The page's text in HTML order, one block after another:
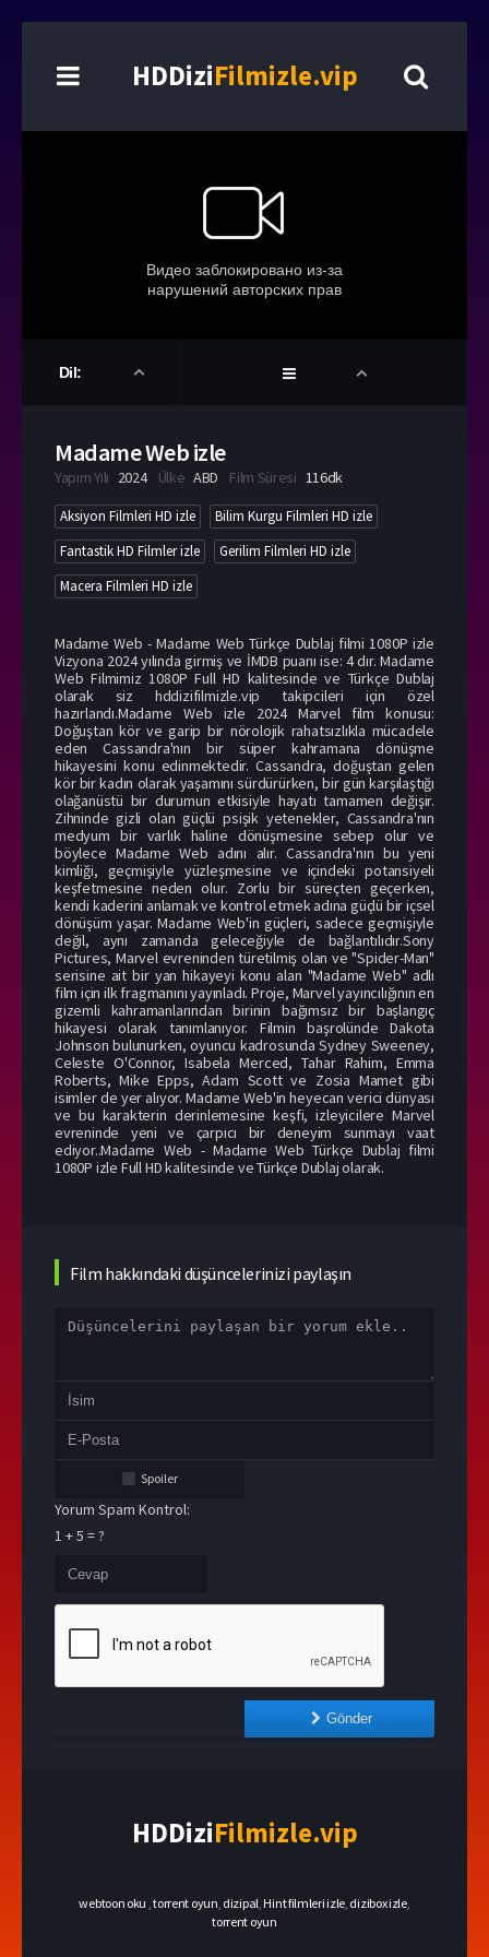
HDDiziFilmizle.vip
Dil:
Madame Web izle
Yapım Yılı 2024 Ülke ABD Film Süresi 116dk
Aksiyon Filmleri HD izle
Bilim Kurgu Filmleri HD izle
Fantastik HD Filmler izle
Gerilim Filmleri HD izle
Macera Filmleri HD izle
Madame Web - Madame Web Türkçe Dublaj filmi 1080P izle
Vizyona 2024 yılında girmiş ve İMDB puanı ise: 4 dır. Madame
Web Filmimiz 1080P Full HD kalitesinde ve Türkçe Dublaj
olarak siz hddizifilmizle.vip takipcileri için özel
hazırlandı.Madame Web izle 2024 Marvel film konusu:
Doğuştan kör ve garip bir nörolojik rahatsızlıkla mücadele
eden Cassandra'nın bir süper kahramana dönüşme
hikayesini konu edinmektedir. Cassandra, doğuştan gelen
kör bir kadın olarak yaşamını sürdürürken, bir gün karşılaştığı
olağanüstü bir durumun etkisiyle hayatı tamamen değişir.
Zihninde gizli olan güçlü psişik yetenekler, Cassandra'nın
medyum bir varlık haline dönüşmesine sebep olur ve
böylece Madame Web adını alır. Cassandra'nın bu yeni
kimliği, geçmişiyle yüzleşmesine ve içindeki potansiyeli
keşfetmesine neden olur. Zorlu bir süreçten geçerken,
kendi kaderini anlamak ve kontrol etmek adına güçlü bir içsel
dönüşüm yaşar. Madame Web'in güçleri, sadece geçmişiyle
değil, aynı zamanda geleceğiyle de bağlantılıdır.Sony
Pictures, Marvel evreninden türetilmiş olan ve "Spider-Man"
serisine ait bir yan hikayeyi konu alan "Madame Web" adlı
film için ilk fragmanını yayınladı. Proje, Marvel yayıncılığının en
gizemli kahramanlarından birinin bağımsız bir başlangıç
hikayesi olarak tanımlanıyor. Filmin başrolünde Dakota
Johnson bulunurken, oyuncu kadrosunda Sydney Sweeney,
Celeste O'Connor, Isabela Merced, Tahar Rahim, Emma
Roberts, Mike Epps, Adam Scott ve Zosia Mamet gibi
isimler de yer alıyor. Madame Web'in heyecan verici dünyası
ve bu karakterin derinlemesine keşfi, izleyicilere Marvel
evreninde yeni ve çarpıcı bir deneyim sunmayı vaat
ediyor..Madame Web - Madame Web Türkçe Dublaj filmi
1080P izle Full HD kalitesinde ve Türkçe Dublaj olarak.
Film hakkındaki düşüncelerinizi paylaşın
Spoiler
Yorum Spam Kontrol:
1 + 5 = ?
Gönder
HDDiziFilmizle.vip
webtoon oku ,torrent oyun dizipal Hint filmleri izle dizibox izle,
torrent oyun